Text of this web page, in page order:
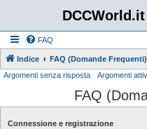
FAQ
Indice FAQ (Domande Frequenti)
Argomenti senza risposta Argomenti
FAQ
Connessione e registrazione